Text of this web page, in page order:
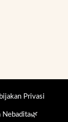
Privasi
Nebadita🌿